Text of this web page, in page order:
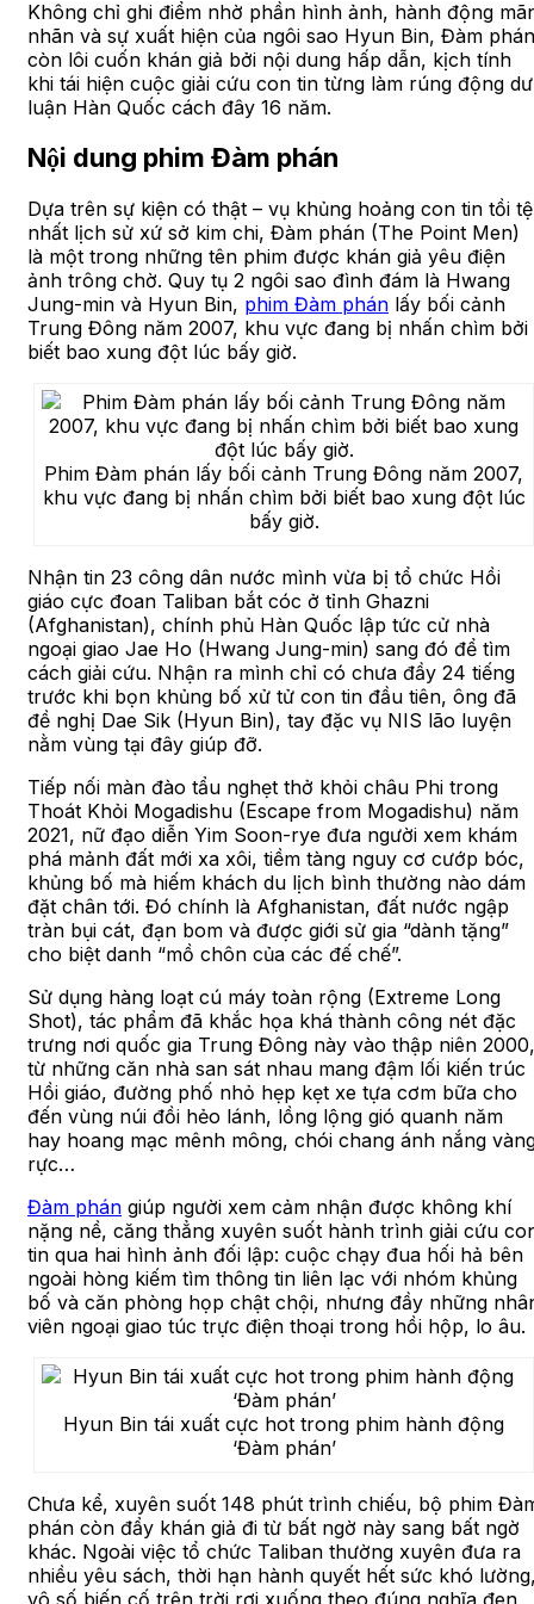
Không chỉ ghi điểm nhờ phần hình ảnh, hành động
nhãn và sự xuất hiện của ngôi sao Hyun Bin, Đàm phán
còn lôi cuốn khán giả bởi nội dung hấp dẫn, kịch tính
khi tái hiện cuộc giải cứu con tin từng làm rúng động dư
luận Hàn Quốc cách đây 16 năm.
Nội dung phim Đàm phán
Dựa trên sự kiện có thật – vụ khủng hoảng con tin tồi tệ
nhất lịch sử xứ sở kim chi, Đàm phán (The Point Men)
là một trong những tên phim được khán giả yêu điện
ảnh trông chờ. Quy tụ 2 ngôi sao đình đám là Hwang
Jung-min và Hyun Bin, phim Đàm phán lấy bối cảnh
Trung Đông năm 2007, khu vực đang bị nhấn chìm bởi
biết bao xung đột lúc bấy giờ.
Phim Đàm phán lấy bối cảnh Trung Đông năm 2007,
khu vực đang bị nhấn chìm bởi biết bao xung đột lúc
bấy giờ.
Nhận tin 23 công dân nước mình vừa bị tổ chức Hồi
giáo cực đoan Taliban bắt cóc ở tỉnh Ghazni
(Afghanistan), chính phủ Hàn Quốc lập tức cử nhà
ngoại giao Jae Ho (Hwang Jung-min) sang đó để tìm
cách giải cứu. Nhận ra mình chỉ có chưa đầy 24 tiếng
trước khi bọn khủng bố xử tử con tin đầu tiên, ông đã
đề nghị Dae Sik (Hyun Bin), tay đặc vụ NIS lão luyện
nằm vùng tại đây giúp đỡ.
Tiếp nối màn đào tẩu nghẹt thở khỏi châu Phi trong
Thoát Khỏi Mogadishu (Escape from Mogadishu) năm
2021, nữ đạo diễn Yim Soon-rye đưa người xem khám
phá mảnh đất mới xa xôi, tiềm tàng nguy cơ cướp bóc,
khủng bố mà hiếm khách du lịch bình thường nào dám
đặt chân tới. Đó chính là Afghanistan, đất nước ngập
tràn bụi cát, đạn bom và được giới sử gia “dành tặng”
cho biệt danh “mồ chôn của các đế chế”.
Sử dụng hàng loạt cú máy toàn rộng (Extreme Long
Shot), tác phẩm đã khắc họa khá thành công nét đặc
trưng nơi quốc gia Trung Đông này vào thập niên 2000,
từ những căn nhà san sát nhau mang đậm lối kiến trúc
Hồi giáo, đường phố nhỏ hẹp kẹt xe tựa cơm bữa cho
đến vùng núi đồi hẻo lánh, lồng lộng gió quanh năm
hay hoang mạc mênh mông, chói chang ánh nắng
rực…
Đàm phán giúp người xem cảm nhận được không khí
nặng nề, căng thẳng xuyên suốt hành trình giải cứu
tin qua hai hình ảnh đối lập: cuộc chạy đua hối hả bên
ngoài hòng kiếm tìm thông tin liên lạc với nhóm khủng
bố và căn phòng họp chật chội, nhưng đầy những
viên ngoại giao túc trực điện thoại trong hồi hộp, lo âu.
Hyun Bin tái xuất cực hot trong phim hành động
‘Đàm phán’
Chưa kể, xuyên suốt 148 phút trình chiếu, bộ phim
phán còn đẩy khán giả đi từ bất ngờ này sang bất ngờ
khác. Ngoài việc tổ chức Taliban thường xuyên đưa ra
nhiều yêu sách, thời hạn hành quyết hết sức khó
vô số biến cố trên trời rơi xuống theo đúng nghĩa đen,